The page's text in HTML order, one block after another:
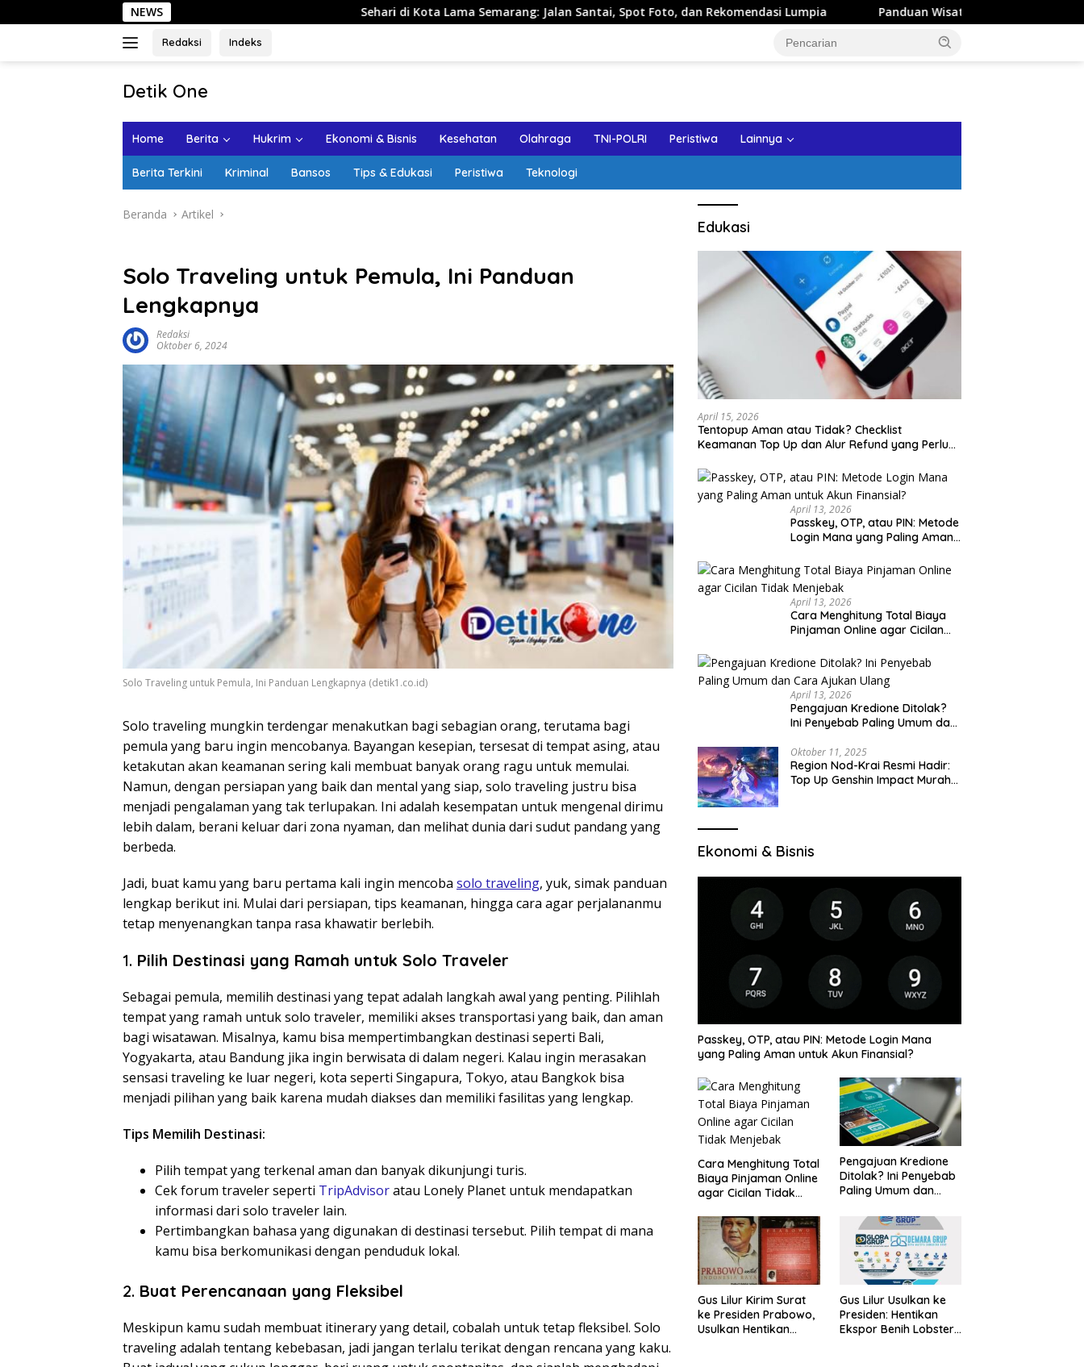
ke
NEWS Sehari di Kota Lama Semarang: Jalan Santai, Spot Foto, dan Rekomendasi Lumpia Panduan Wisata Keluarga ke Kota Batu: Itinerary
Redaksi Indeks
Detik One
Ungkap
Home Berita Hukrim Ekonomi & Bisnis Kesehatan Olahraga TNI-POLRI Peristiwa Lainnya
Berita Terkini Kriminal Bansos Tips & Edukasi Peristiwa Teknologi
Beranda Artikel
Solo Traveling untuk Pemula, Ini Panduan
Lengkapnya
Redaksi
Oktober 6, 2024
Solo Traveling untuk Pemula, Ini Panduan Lengkapnya (detik1.co.id)
Solo traveling mungkin terdengar menakutkan bagi sebagian orang, terutama bagi
pemula yang baru ingin mencobanya. Bayangan kesepian, tersesat di tempat asing, atau
ketakutan akan keamanan sering kali membuat banyak orang ragu untuk memulai.
Namun, dengan persiapan yang baik dan mental yang siap, solo traveling justru bisa
menjadi pengalaman yang tak terlupakan. Ini adalah kesempatan untuk mengenal dirimu
lebih dalam, berani keluar dari zona nyaman, dan melihat dunia dari sudut pandang yang
berbeda.
Jadi, buat kamu yang baru pertama kali ingin mencoba solo traveling, yuk, simak panduan
lengkap berikut ini. Mulai dari persiapan, tips keamanan, hingga cara agar perjalananmu
tetap menyenangkan tanpa rasa khawatir berlebih.
1. Pilih Destinasi yang Ramah untuk Solo Traveler
Sebagai pemula, memilih destinasi yang tepat adalah langkah awal yang penting. Pilihlah
tempat yang ramah untuk solo traveler, memiliki akses transportasi yang baik, dan aman
bagi wisatawan. Misalnya, kamu bisa mempertimbangkan destinasi seperti Bali,
Yogyakarta, atau Bandung jika ingin berwisata di dalam negeri. Kalau ingin merasakan
sensasi traveling ke luar negeri, kota seperti Singapura, Tokyo, atau Bangkok bisa
menjadi pilihan yang baik karena mudah diakses dan memiliki fasilitas yang lengkap.
Tips Memilih Destinasi:
Pilih tempat yang terkenal aman dan banyak dikunjungi turis.
Cek forum traveler seperti TripAdvisoratau Lonely Planet untuk mendapatkan
informasi dari solo traveler lain.
Pertimbangkan bahasa yang digunakan di destinasi tersebut. Pilih tempat di mana
kamu bisa berkomunikasi dengan penduduk lokal.
2. Buat Perencanaan yang Fleksibel
Meskipun kamu sudah membuat itinerary yang detail, cobalah untuk tetap fleksibel. Solo
traveling adalah tentang kebebasan, jadi jangan terlalu terikat dengan rencana yang kaku.
Edukasi
April 15, 2026
Tentopup Aman atau Tidak? Checklist
Keamanan Top Up dan Alur Refund yang Perlu
April 13, 2026
Passkey, OTP, atau PIN: Metode
Login Mana yang Paling Aman
April 13, 2026
Cara Menghitung Total Biaya
Pinjaman Online agar Cicilan
April 13, 2026
Pengajuan Kredione Ditolak?
Ini Penyebab Paling Umum dan
Oktober 11, 2025
Region Nod-Krai Resmi Hadir:
Top Up Genshin Impact Murah
Ekonomi & Bisnis
Passkey, OTP, atau PIN: Metode Login Mana
yang Paling Aman untuk Akun Finansial?
Cara Menghitung Total
Biaya Pinjaman Online
agar Cicilan Tidak
Pengajuan Kredione
Ditolak? Ini Penyebab
Paling Umum dan
Gus Lilur Kirim Surat
ke Presiden Prabowo,
Usulkan Hentikan
Gus Lilur Usulkan ke
Presiden: Hentikan
Ekspor Benih Lobster,